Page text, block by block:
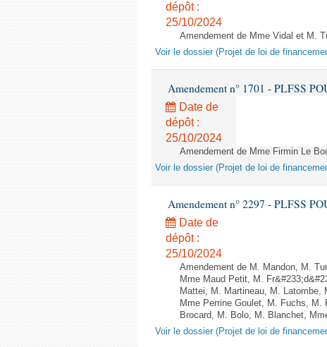
dépôt :
25/10/2024
Amendement de Mme Vidal et M.
Voir le dossier (Projet de loi de
Amendement n° 1701 - PLFSS
Date de
dépôt :
25/10/2024
Amendement de Mme Firmin Le
Voir le dossier (Projet de loi de
Amendement n° 2297 - PLFSS
Date de
dépôt :
25/10/2024
Amendement de M. Mandon, M.
Mme Maud Petit, M.
Mattei, M. Martineau, M.
Mme Perrine Goulet, M. Fuchs,
Brocard, M. Bolo, M. Blanchet,
Voir le dossier (Projet de loi de